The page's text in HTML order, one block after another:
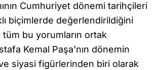
Cumhuriyet dönemi tarihçileri
biçimlerde değerlendirildiğini
bu yorumların ortak
Kemal Paşa’nın dönemin
siyasi figürlerinden biri olarak